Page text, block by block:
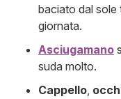
baciato dal sole
giornata.
Asciugamano
suda molto.
Cappello,